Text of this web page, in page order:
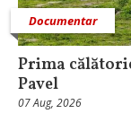
Documentar
Prima
Pavel
07 Aug, 2026